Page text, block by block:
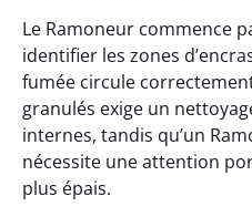
Le Ramoneur commence
identifier les zones
fumée circule
granulés exige un
internes, tandis qu’un
nécessite une attention
plus épais.